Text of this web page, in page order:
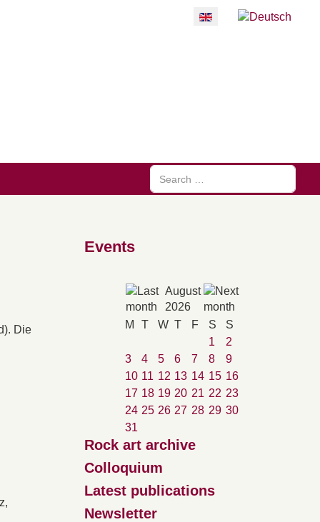
Select your language
Search
Die
Events
August
2026
M
T W T F S
S
1
2
3
4 5 6 7 8
9
10 11 12 13 14 15 16
17 18 19 20 21 22 23
24 25 26 27 28 29 30
31
Rock art archive
Colloquium
Latest publications
Newsletter